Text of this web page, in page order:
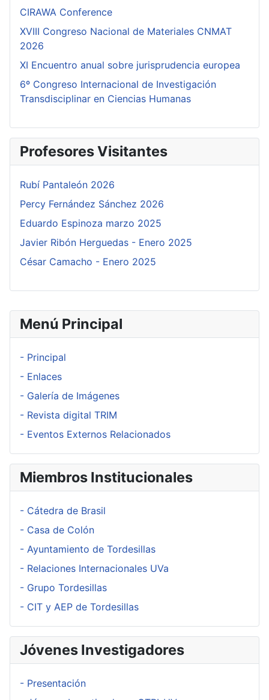
Menú Principal
- Principal
- Enlaces
- Galería de Imágenes
- Revista digital TRIM
- Eventos Externos Relacionados
Miembros Institucionales
- Cátedra de Brasil
- Casa de Colón
- Ayuntamiento de Tordesillas
- Relaciones Internacionales UVa
- Grupo Tordesillas
- CIT y AEP de Tordesillas
Jóvenes Investigadores
- Presentación
CIRAWA Conference
XVIII Congreso Nacional de Materiales CNMAT
2026
XI Encuentro anual sobre jurisprudencia europea
6º Congreso Internacional de Investigación
Transdisciplinar en Ciencias Humanas
Profesores Visitantes
Rubí Pantaleón 2026
Percy Fernández Sánchez 2026
Eduardo Espinoza marzo 2025
Javier Ribón Herguedas - Enero 2025
César Camacho - Enero 2025